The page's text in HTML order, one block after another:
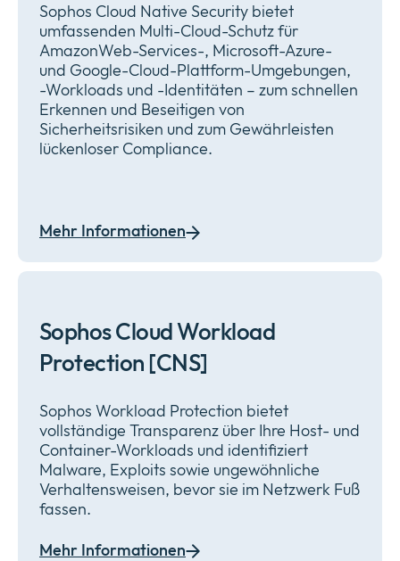
Sophos Cloud Native Security bietet
umfassenden Multi-Cloud-Schutz für
AmazonWeb-Services-, Microsoft-Azure-
und Google-Cloud-Plattform-Umgebungen,
-Workloads und -Identitäten – zum schnellen
Erkennen und Beseitigen von
Sicherheitsrisiken und zum Gewährleisten
lückenloser Compliance.
Mehr Informationen
Sophos Cloud Workload
Protection [CNS]
Sophos Workload Protection bietet
vollständige Transparenz über Ihre Host- und
Container-Workloads und identifiziert
Malware, Exploits sowie ungewöhnliche
Verhaltensweisen, bevor sie im Netzwerk Fuß
fassen.
Mehr Informationen